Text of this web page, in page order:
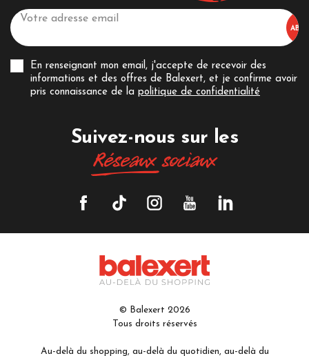
En renseignant mon email, j'accepte de recevoir des
informations et des offres de Balexert, et je confirme avoir
pris connaissance de la politique de confidentialité
Suivez-nous sur les
Réseauxsociaux
© Balexert 2026
Tous droits réservés
Au-delà du shopping, au-delà du quotidien, au-delà du